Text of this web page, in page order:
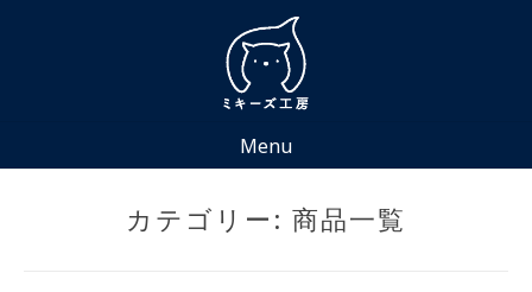
Menu
カテゴリー: 商品一覧